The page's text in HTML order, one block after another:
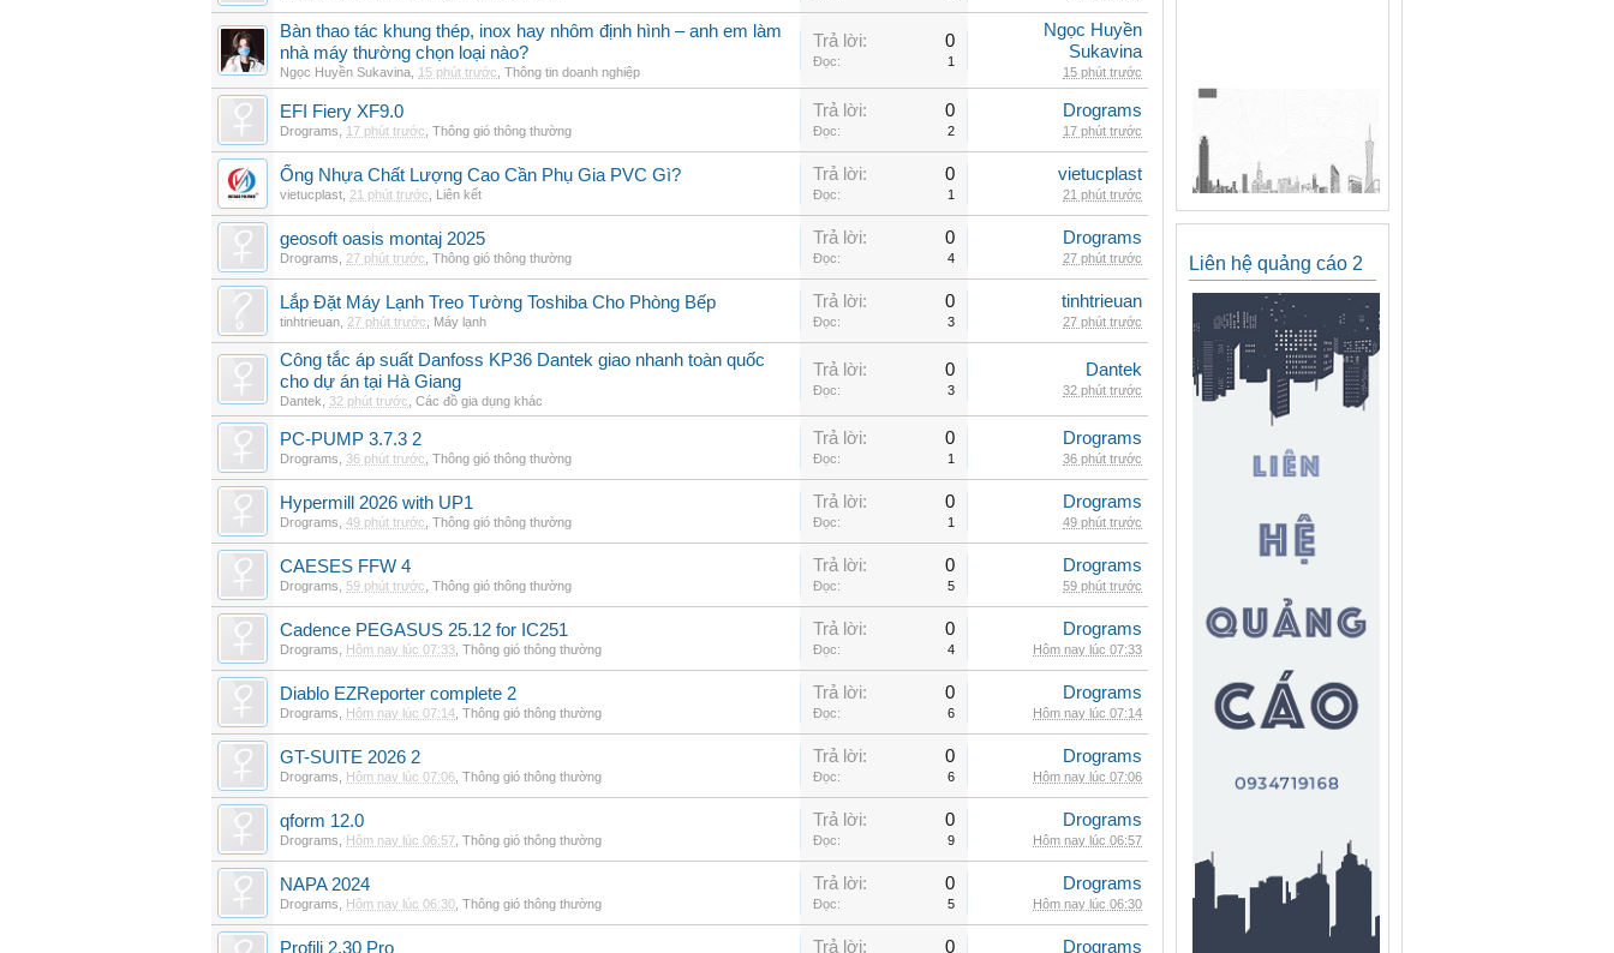
Bàn thao tác khung thép, inox hay nhôm định hình – anh em làm
nhà máy thường chọn loại nào?
Ngọc Huyền Sukavina 15 phút trước Thông tin doanh nghiệp
Trả lời: 0
Đọc: 1
Ngọc Huyền
Sukavina
15 phút trước
EFI Fiery XF9.0
Drograms 17 phút trước Thông gió thông thường
Trả lời: 0
Đọc: 2
Drograms
17 phút trước
Ống Nhựa Chất Lượng Cao Cần Phụ Gia PVC Gì?
vietucplast 21 phút trước Liên kết
Trả lời: 0
Đọc: 1
vietucplast
21 phút trước
geosoft oasis montaj 2025
Drograms 27 phút trước Thông gió thông thường
Trả lời: 0
Đọc: 4
Drograms
27 phút trước
Lắp Đặt Máy Lạnh Treo Tường Toshiba Cho Phòng Bếp
tinhtrieuan 27 phút trước Máy lạnh
Trả lời: 0
Đọc: 3
tinhtrieuan
27 phút trước
Công tắc áp suất Danfoss KP36 Dantek giao nhanh toàn quốc
cho dự án tại Hà Giang
Dantek 32 phút trước Các đồ gia dụng khác
Trả lời: 0
Đọc: 3
Dantek
32 phút trước
PC-PUMP 3.7.3 2
Drograms 36 phút trước Thông gió thông thường
Trả lời: 0
Đọc: 1
Drograms
36 phút trước
Hypermill 2026 with UP1
Drograms 49 phút trước Thông gió thông thường
Trả lời: 0
Đọc: 1
Drograms
49 phút trước
CAESES FFW 4
Drograms 59 phút trước Thông gió thông thường
Trả lời: 0
Đọc: 5
Drograms
59 phút trước
Cadence PEGASUS 25.12 for IC251
Drograms Hôm nay lúc 07:33 Thông gió thông thường
Trả lời: 0
Đọc: 4
Drograms
Hôm nay lúc 07:33
Diablo EZReporter complete 2
Drograms Hôm nay lúc 07:14 Thông gió thông thường
Trả lời: 0
Đọc: 6
Drograms
Hôm nay lúc 07:14
GT-SUITE 2026 2
Drograms Hôm nay lúc 07:06 Thông gió thông thường
Trả lời: 0
Đọc: 6
Drograms
Hôm nay lúc 07:06
qform 12.0
Drograms Hôm nay lúc 06:57 Thông gió thông thường
Trả lời: 0
Đọc: 9
Drograms
Hôm nay lúc 06:57
NAPA 2024
Drograms Hôm nay lúc 06:30 Thông gió thông thường
Trả lời: 0
Đọc: 5
Drograms
Hôm nay lúc 06:30
Profili 2.30 Pro Trả lời: 0 Drograms
Liên hệ quảng cáo 2